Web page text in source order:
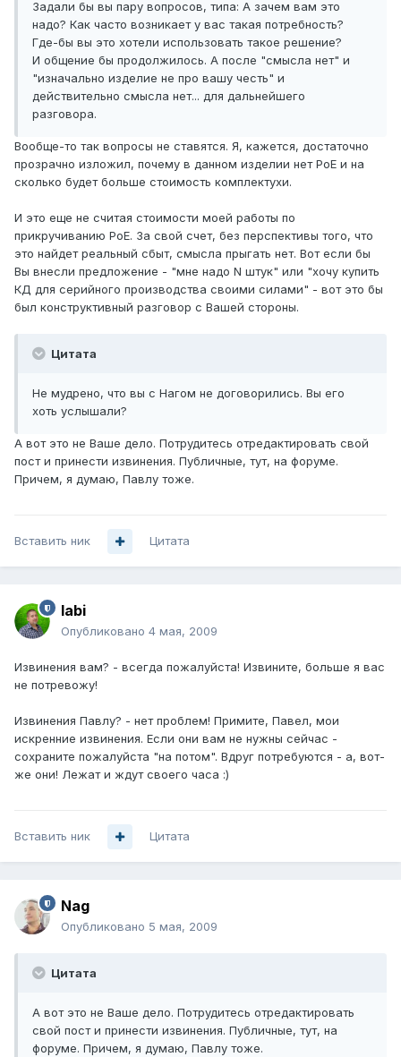
Задали бы вы пару вопросов, типа: А зачем вам это
надо? Как часто возникает у вас такая потребность?
Где-бы вы это хотели использовать такое решение?
И общение бы продолжилось. А после "смысла нет" и
"изначально изделие не про вашу честь" и
действительно смысла нет... для дальнейшего
разговора.
Вообще-то так вопросы не ставятся. Я, кажется, достаточно
прозрачно изложил, почему в данном изделии нет PoE и на
сколько будет больше стоимость комплектухи.
И это еще не считая стоимости моей работы по
прикручиванию PoE. За свой счет, без перспективы того, что
это найдет реальный сбыт, смысла прыгать нет. Вот если бы
Вы внесли предложение - "мне надо N штук" или "хочу купить
КД для серийного производства своими силами" - вот это бы
был конструктивный разговор с Вашей стороны.
Цитата
Не мудрено, что вы с Нагом не договорились. Вы его
хоть услышали?
А вот это не Ваше дело. Потрудитесь отредактировать свой
пост и принести извинения. Публичные, тут, на форуме.
Причем, я думаю, Павлу тоже.
Вставить ник Цитата
labi
Опубликовано 4 мая, 2009
Извинения вам? - всегда пожалуйста! Извините, больше я вас
не потревожу!
Извинения Павлу? - нет проблем! Примите, Павел, мои
искренние извинения. Если они вам не нужны сейчас -
сохраните пожалуйста "на потом". Вдруг потребуются - а, вот-
же они! Лежат и ждут своего часа :)
Вставить ник Цитата
Nag
Опубликовано 5 мая, 2009
Цитата
А вот это не Ваше дело. Потрудитесь отредактировать
свой пост и принести извинения. Публичные, тут, на
форуме. Причем, я думаю, Павлу тоже.